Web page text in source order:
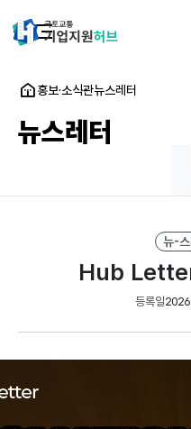
홍보·소식관뉴스레터
뉴스레터
뉴-
Hub
등록일